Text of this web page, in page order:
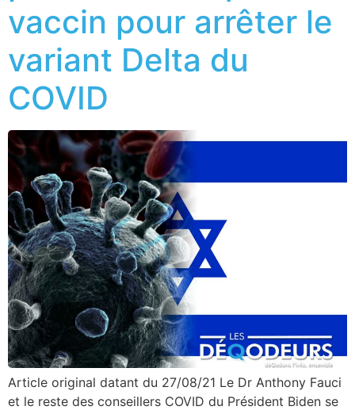
vaccin pour arrêter le
variant Delta du
COVID
Article original datant du 27/08/21 Le Dr Anthony Fauci
et le reste des conseillers COVID du Président Biden se